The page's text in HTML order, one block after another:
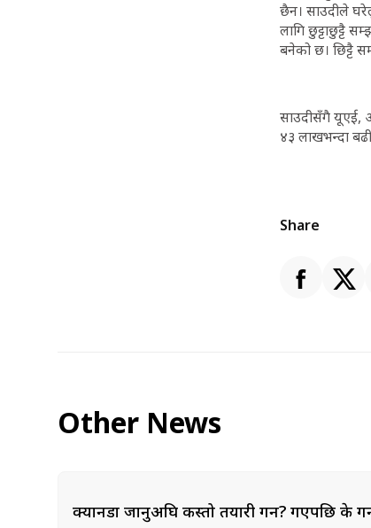
छैन। साउदीले
लागि छुट्टाछुट्टै
बनेको छ। छिट्टै
साउदीसँगै यूएई,
४३ लाखभन्दा
Share
Other News
क्यानडा जानुअघि कस्तो तयारी गर्ने? गएपछि के